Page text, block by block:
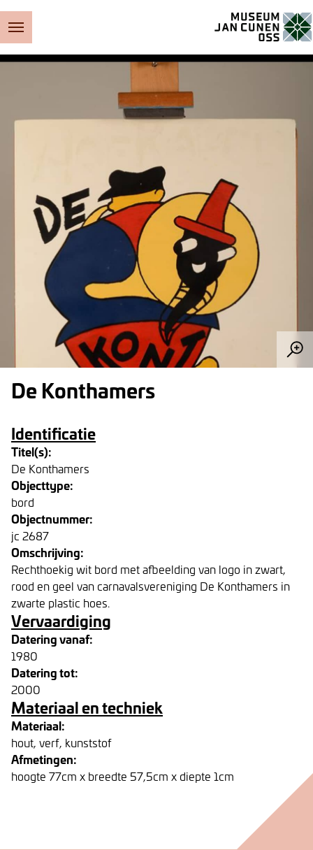
De Konthamers
Identificatie
Titel(s):
De Konthamers
Objecttype:
bord
Objectnummer:
jc 2687
Omschrijving:
Rechthoekig wit bord met afbeelding van logo in zwart,
rood en geel van carnavalsvereniging De Konthamers in
zwarte plastic hoes.
Vervaardiging
Datering vanaf:
1980
Datering tot:
2000
Materiaal en techniek
Materiaal:
hout, verf, kunststof
Afmetingen:
hoogte 77cm x breedte 57,5cm x diepte 1cm